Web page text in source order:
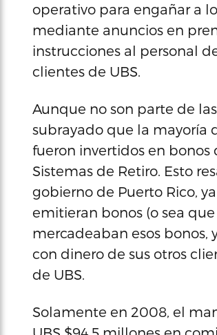
operativo para engañar a
mediante anuncios en
instrucciones al personal
clientes de UBS.
Aunque no son parte de
subrayado que la mayoría
fueron invertidos en bonos
Sistemas de Retiro. Esto
gobierno de Puerto Rico,
emitieran bonos (o sea
mercadeaban esos bonos,
con dinero de sus otros
de UBS.
Solamente en 2008, el